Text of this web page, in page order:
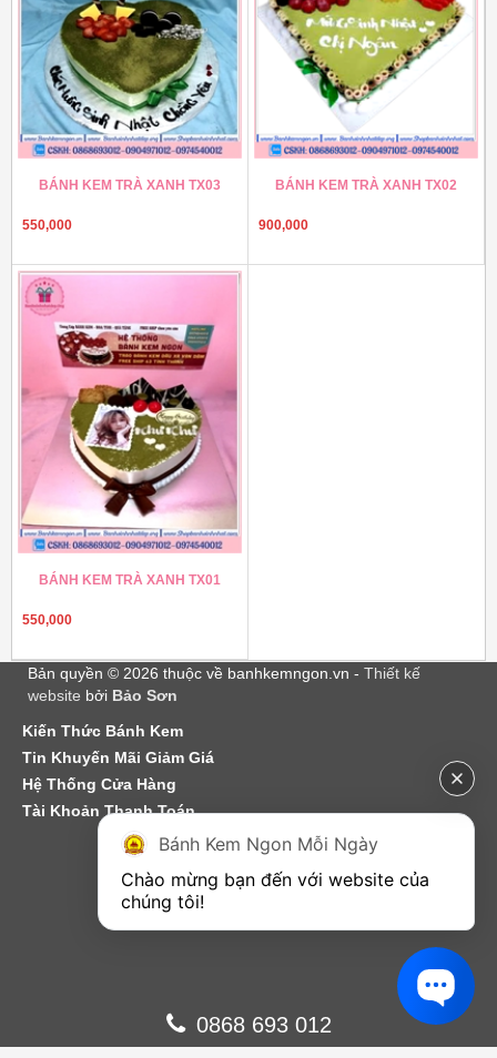
0868 693 012
BÁNH KEM TRÀ XANH TX03
550,000
BÁNH KEM TRÀ XANH TX02
900,000
BÁNH KEM TRÀ XANH TX01
550,000
Bản quyền © 2026 thuộc về banhkemngon.vn - Thiết kế
website bởi Bảo Sơn
Kiến Thức Bánh Kem
Tin Khuyến Mãi Giảm Giá
Hệ Thống Cửa Hàng
Tài Khoản Thanh Toán
Bánh Kem Ngon Mỗi Ngày
Chào mừng bạn đến với website của
chúng tôi!